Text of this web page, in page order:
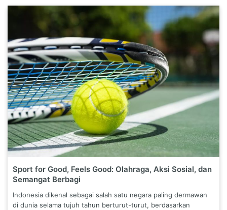
Sport for Good, Feels Good: Olahraga, Aksi Sosial, dan
Semangat Berbagi
Indonesia dikenal sebagai salah satu negara paling dermawan
di dunia selama tujuh tahun berturut-turut, berdasarkan